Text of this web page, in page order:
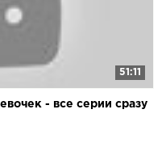
51:11
- все серии сразу